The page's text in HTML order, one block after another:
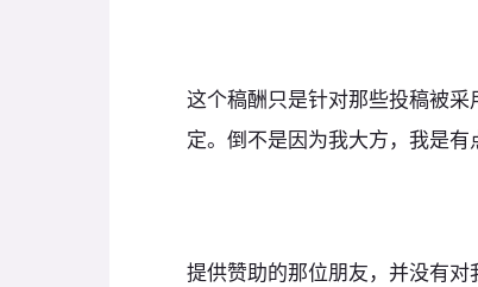
这个稿酬只是针对那些投稿被
定。倒不是因为我大方，我是有
提供赞助的那位朋友，并没有